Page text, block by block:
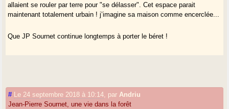
allaient se rouler par terre pour "se délasser". Cet espace parait
maintenant totalement urbain ! j’imagine sa maison comme encerclée...
Que JP Sournet continue longtemps à porter le béret !
# Le 24 septembre 2018 à 10:14 par Andriu
Jean-Pierre Sournet, une vie dans la forêt